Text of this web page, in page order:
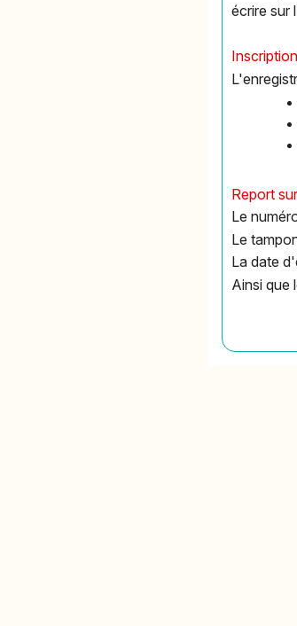
écrire sur
Report
Le
Le
La date
Ainsi que